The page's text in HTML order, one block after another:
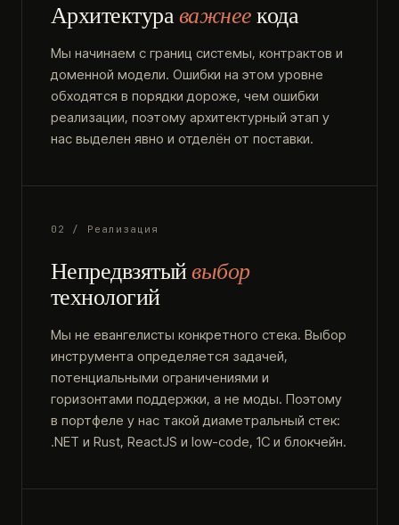
Архитектураважнеекода
Мы начинаем с границ системы, контрактов и
доменной модели. Ошибки на этом уровне
обходятся в порядки дороже, чем ошибки
реализации, поэтому архитектурный этап у
нас выделен явно и отделён от поставки.
02 / Реализация
Непредвзятыйвыбор
технологий
Мы не евангелисты конкретного стека. Выбор
инструмента определяется задачей,
потенциальными ограничениями и
горизонтами поддержки, а не моды. Поэтому
в портфеле у нас такой диаметральный стек:
.NET и Rust, ReactJS и low-code, 1С и блокчейн.